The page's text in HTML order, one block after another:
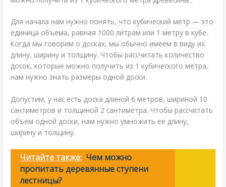
Для начала нам нужно понять, что кубический метр — это
единица объема, равная 1000 литрам или 1 метру в кубе.
Когда мы говорим о досках, мы обычно имеем в виду их
длину, ширину и толщину. Чтобы рассчитать количество
досок, которые можно получить из 1 кубического метра,
нам нужно знать размеры одной доски.
Допустим, у нас есть доска длиной 6 метров, шириной 10
сантиметров и толщиной 2 сантиметра. Чтобы рассчитать
объем одной доски, нам нужно умножить ее длину,
ширину и толщину.
Читайте также: Чем можно
пропитать деревянные ступени
лестницы?